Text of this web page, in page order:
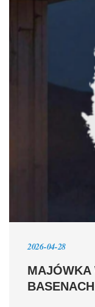
2026-04-28
MAJÓWKA